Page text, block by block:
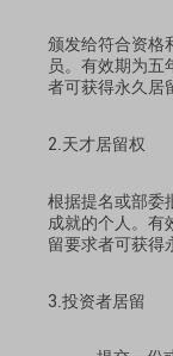
颁发给符合资格
员。有效期为五
者可获得永久居
2.天才居留权
根据提名或部委
成就的个人。有
留要求者可获得
3.投资者居留